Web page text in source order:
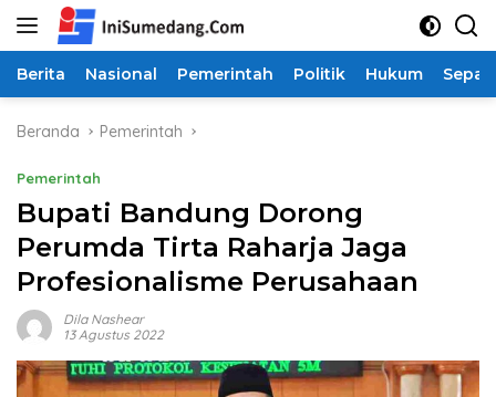
Langsung
Berita Nasional Pemerintah Politik Hukum
Beranda Pemerintah
Pemerintah
Bupati Bandung Dorong
Perumda Tirta Raharja Jaga
Profesionalisme Perusahaan
Dila Nashear
13 Agustus 2022